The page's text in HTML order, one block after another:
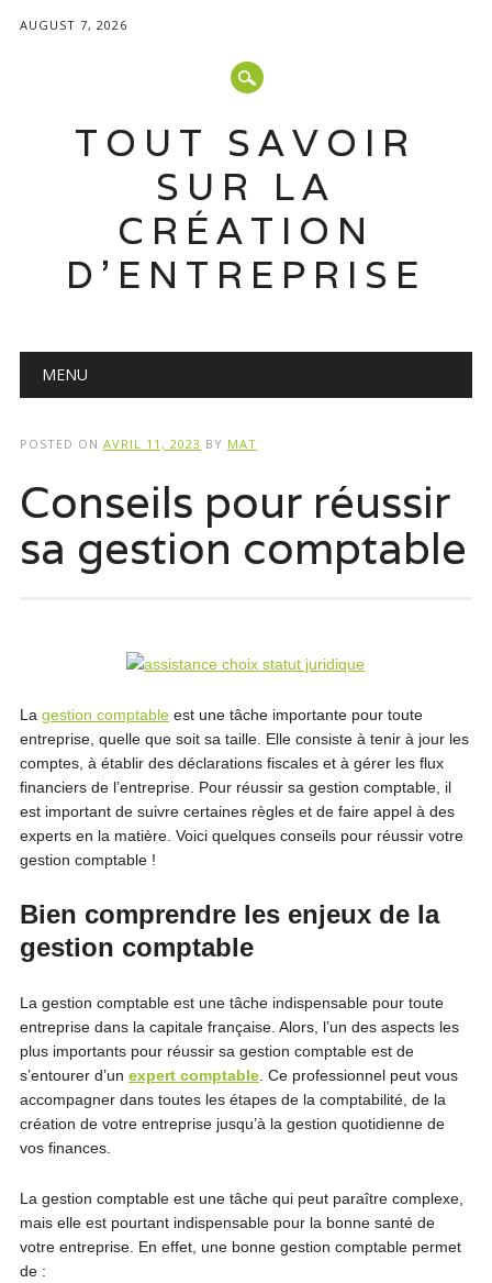
AUGUST 7, 2026
TOUT SAVOIR
SUR LA
CRÉATION
D'ENTREPRISE
Main menu
MENU
POSTED ON AVRIL 11, 2023 BY MAT
Conseils pour réussir
sa gestion comptable
La gestion comptableest une tâche importante pour toute
entreprise, quelle que soit sa taille. Elle consiste à tenir à jour les
comptes, à établir des déclarations fiscales et à gérer les flux
financiers de l’entreprise. Pour réussir sa gestion comptable, il
est important de suivre certaines règles et de faire appel à des
experts en la matière. Voici quelques conseils pour réussir votre
gestion comptable !
Bien comprendre les enjeux de la
gestion comptable
La gestion comptable est une tâche indispensable pour toute
entreprise dans la capitale française. Alors, l’un des aspects les
plus importants pour réussir sa gestion comptable est de
s’entourer d’un expert comptable. Ce professionnel peut vous
accompagner dans toutes les étapes de la comptabilité, de la
création de votre entreprise jusqu’à la gestion quotidienne de
vos finances.
La gestion comptable est une tâche qui peut paraître complexe,
mais elle est pourtant indispensable pour la bonne santé de
votre entreprise. En effet, une bonne gestion comptable permet
de :